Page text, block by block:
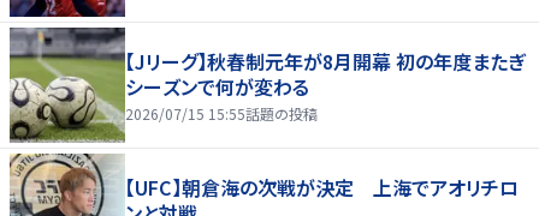
【Jリーグ】秋春制元年が8月開幕 初の年度またぎ
シーズンで何が変わる
2026/07/15 15:55話題の投稿
【UFC】朝倉海の次戦が決定 上海でアオリチロ